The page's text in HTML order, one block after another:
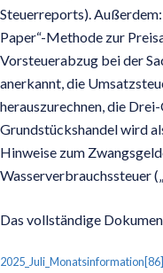
Steuerreports).
Paper“-Methode zur
Vorsteuerabzug bei der
anerkannt, die
herauszurechnen, die
Grundstückshandel wird
Hinweise zum
Wasserverbrauchssteuer
Das vollständige
2025_Juli_Monatsinformation[86]